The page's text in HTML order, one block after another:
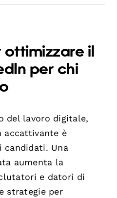
ottimizzare il
per chi
del lavoro digitale,
accattivante è
candidati. Una
aumenta la
e datori di
strategie per